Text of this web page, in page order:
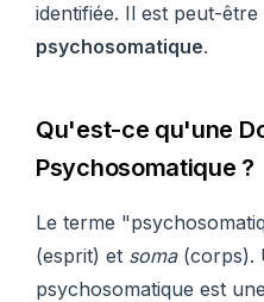
identifiée. Il est peut-
psychosomatique.
Qu'est-ce qu'une
Psychosomatique ?
Le terme
(esprit) et soma(corps).
psychosomatique est une